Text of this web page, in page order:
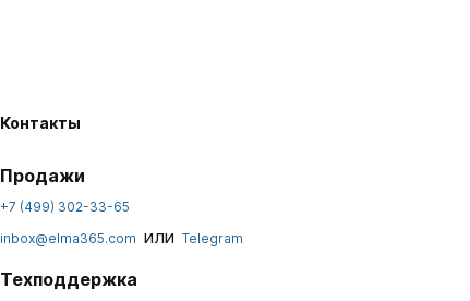
Контакты
Продажи
+7 (499) 302-33-65
inbox@elma365.com или Telegram
Техподдержка